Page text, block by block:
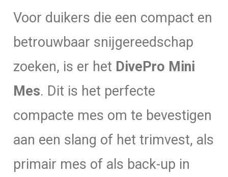
Voor duikers die een compact en
betrouwbaar snijgereedschap
zoeken, is er het DivePro Mini
Mes. Dit is het perfecte
compacte mes om te bevestigen
aan een slang of het trimvest, als
primair mes of als back-up in